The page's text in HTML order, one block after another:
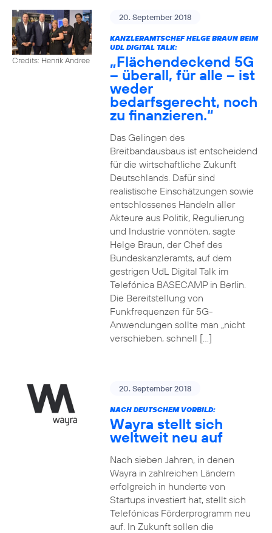
Credits: Henrik Andree
20. September 2018
KANZLERAMTSCHEF HELGE BRAUN BEIM
UDL DIGITAL TALK:
„Flächendeckend 5G
– überall, für alle – ist
weder
bedarfsgerecht, noch
zu finanzieren.“
Das Gelingen des
Breitbandausbaus ist entscheidend
für die wirtschaftliche Zukunft
Deutschlands. Dafür sind
realistische Einschätzungen sowie
entschlossenes Handeln aller
Akteure aus Politik, Regulierung
und Industrie vonnöten, sagte
Helge Braun, der Chef des
Bundeskanzleramts, auf dem
gestrigen UdL Digital Talk im
Telefónica BASECAMP in Berlin.
Die Bereitstellung von
Funkfrequenzen für 5G-
Anwendungen sollte man „nicht
verschieben, schnell […]
20. September 2018
NACH DEUTSCHEM VORBILD:
Wayra stellt sich
weltweit neu auf
Nach sieben Jahren, in denen
Wayra in zahlreichen Ländern
erfolgreich in hunderte von
Startups investiert hat, stellt sich
Telefónicas Förderprogramm neu
auf. In Zukunft sollen die